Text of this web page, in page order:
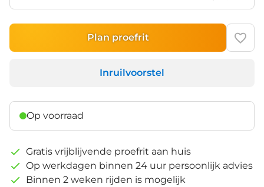
Plan proefrit
Inruilvoorstel
Op voorraad
Gratis vrijblijvende proefrit aan huis
Op werkdagen binnen 24 uur persoonlijk advies
Binnen 2 weken rijden is mogelijk